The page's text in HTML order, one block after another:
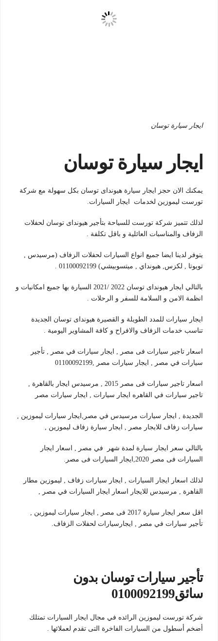
ايجار سيارة توسان
ايجار سيارة توسان
يمكنك الان حجز ايجار سيارة هيونداى توسان بكل سهولة مع شركة
تورست ليموزين لخدمات ايجار السيارات.
لذلك تتميز شركة تورست للسياحة بتأجير هيونداى توسان لحفلات
الزفاف والمناسبات العائلية و باقل تكلفة .
يتوفر لدينا ايضا جميع انواع السيارات لحفلات الزفاف (مرسيدس ,
تويوتا , لكزس, هيونداي , ميتسوبيشي) 01100092199 .
بالتالي ايجار هيونداى توسان 2022 /2021 السيارة بها جميع امكانيات و
انظمة الامن و السلامة للسفر و الرحلات .
ايجار سيارات للمدد الطويلة و القصيرة هيونداى توسان الجديدة
تناسب خدمات الزفاف والافراح و كافة المشاوير اليومية .
اسعار تاجير سيارات فى مصر , ايجار سيارات في مصر , تأجير
سيارات في مصر , ايجار سيارات مصر ,01100092199
اسعار تاجير سيارات فى مصر 2015 , مرسيدس ايجار بالقاهرة ,
تاجير سيارات في القاهره ايجار سيارات , ايجار سيارات مصر
الجديدة , ايجار سيارات مرسيدس في مصر,ايجار سيارات ليموزين ,
سيارات زفاف للايجار مصر , ايجار سيارة زفاف ليموزين ,
بالتالي سعر ايجار سيارة لمدة شهر في مصر , اسعار ايجار
السيارات فى مصر 2020,ايجار السيارات فى مصر.
لذلك اسعار ايجار السيارات , ايجار سيارات زفاف , ليموزين مطار
القاهرة , مرسيدس للايجار اسعار ايجار السيارات في مصر ,
اقل سعر ايجار سيارة 2017 فى مصر , ايجار سيارات ليموزين ,
تأجير سيارات في مصر , ايجارسيارات لحفلات الزفاف.
تأجير سيارات توسان بدون
سائق0100092199
شركة تورست ليموزين الرائده في مجال ايجار السيارات تمتلك
أضخم أسطول من السيارات الفاخرة التى تقدم لعملائها .